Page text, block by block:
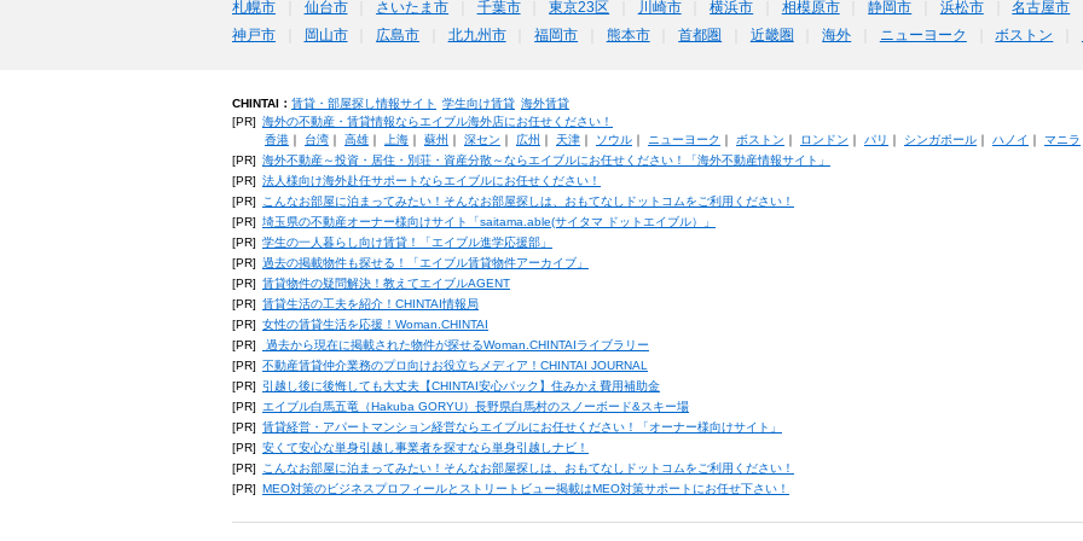
札幌市 仙台市 さいたま市 千葉市 東京23区 川崎市 横浜市 相模原市 静岡市 浜松市 名古屋市
神戸市
岡山市 広島市 北九州市 福岡市 熊本市 首都圏 近畿圏 海外 ニューヨーク ボストン
CHINTAI： 賃貸・部屋探し情報サイト 学生向け賃貸 海外賃貸
[PR] 海外の不動産・賃貸情報ならエイブル海外店にお任せください！
香港｜ 台湾｜ 高雄｜ 上海｜ 蘇州 ｜ 深セン ｜ 広州 ｜ 天津｜ ソウル｜ ニューヨーク ｜ ボストン ｜ ロンドン ｜ パリ ｜ シンガポール｜ ハノイ ｜ マニラ
[PR] 海外不動産～投資・居住・別荘・資産分散～ならエイブルにお任せください！「海外不動産情報サイト」
[PR] 法人様向け海外赴任サポートならエイブルにお任せください！
[PR]
こんなお部屋に泊まってみたい！そんなお部屋探しは、おもてなしドットコムをご利用ください！
[PR] 埼玉県の不動産オーナー様向けサイト「saitama.able(サイタマ ドットエイブル）」
[PR] 学生の一人暮らし向け賃貸！「エイブル進学応援部」
[PR] 過去の掲載物件も探せる！「エイブル賃貸物件アーカイブ」
[PR] 賃貸物件の疑問解決！教えてエイブルAGENT
[PR] 賃貸生活の工夫を紹介！CHINTAI情報局
[PR] 女性の賃貸生活を応援！Woman.CHINTAI
[PR]
過去から現在に掲載された物件が探せるWoman.CHINTAIライブラリー
[PR] 不動産賃貸仲介業務のプロ向けお役立ちメディア！CHINTAI JOURNAL
[PR]
引越し後に後悔しても大丈夫【CHINTAI安心パック】住みかえ費用補助金
[PR]
エイブル白馬五竜（Hakuba GORYU）長野県白馬村のスノーボード&スキー場
[PR] 賃貸経営・アパートマンション経営ならエイブルにお任せください！「オーナー様向けサイト」
[PR] 安くて安心な単身引越し事業者を探すなら単身引越しナビ！
[PR]
こんなお部屋に泊まってみたい！そんなお部屋探しは、おもてなしドットコムをご利用ください！
[PR] MEO対策のビジネスプロフィールとストリートビュー掲載はMEO対策サポートにお任せ下さい！